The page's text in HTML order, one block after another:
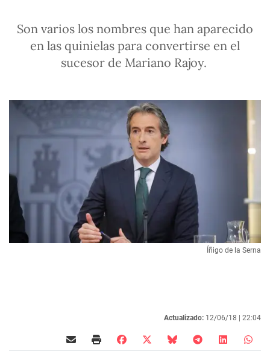
Son varios los nombres que han aparecido
en las quinielas para convertirse en el
sucesor de Mariano Rajoy.
Íñigo de la Serna
Actualizado: 12/06/18 | 22:04